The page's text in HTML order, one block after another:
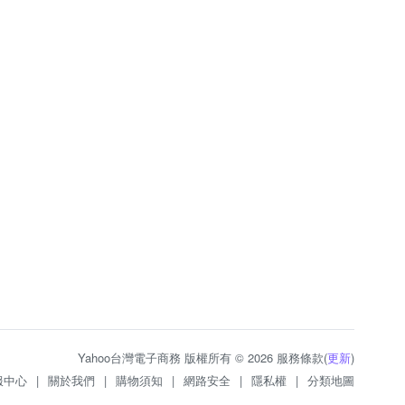
Yahoo台灣電子商務 版權所有 © 2026 服務條款(更新)
中心 | 關於我們 | 購物須知 | 網路安全 | 隱私權 | 分類地圖